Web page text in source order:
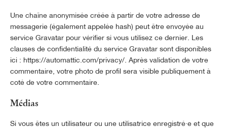
Une chaîne anonymisée créée à partir de votre adresse de
messagerie (également appelée hash) peut être envoyée au
service Gravatar pour vérifier si vous utilisez ce dernier. Les
clauses de confidentialité du service Gravatar sont disponibles
ici : https://automattic.com/privacy/. Après validation de votre
commentaire, votre photo de profil sera visible publiquement à
coté de votre commentaire.
Médias
Si vous êtes un utilisateur ou une utilisatrice enregistré·e et que